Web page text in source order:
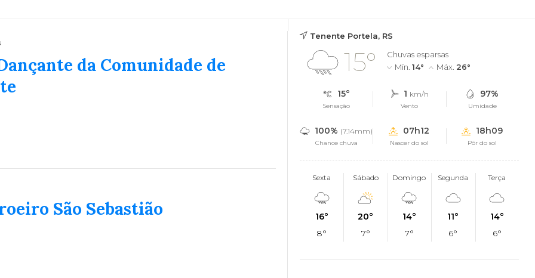
da Comunidade de
São Sebastião
Tenente Portela, RS
15°
Chuvas esparsas
Mín. 14° Máx. 26°
15°
Sensação
1 km/h
Vento
97%
Umidade
100% (7.14mm)
Chance chuva
07h12
Nascer do sol
18h09
Pôr do sol
Sexta
16°
8°
Sábado
20°
7°
Domingo
14°
7°
Segunda
11°
6°
Terça
14°
6°